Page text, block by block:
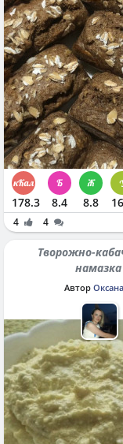
178.3 8.4 8.8
4 4
Творожно-кабачковая
намазка
Автор